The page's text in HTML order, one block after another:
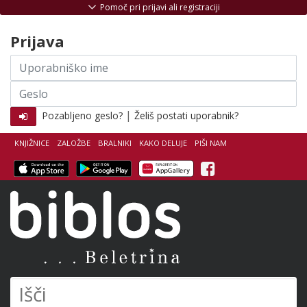
KNJIŽNICE ZALOŽBE BRALNIKI KAKO DELUJE PIŠI NAM
Facebook
Pomoč pri prijavi ali registraciji
Prijava
Uporabniško
ime
Geslo
Pozabljeno geslo? | Želiš postati uporabnik?